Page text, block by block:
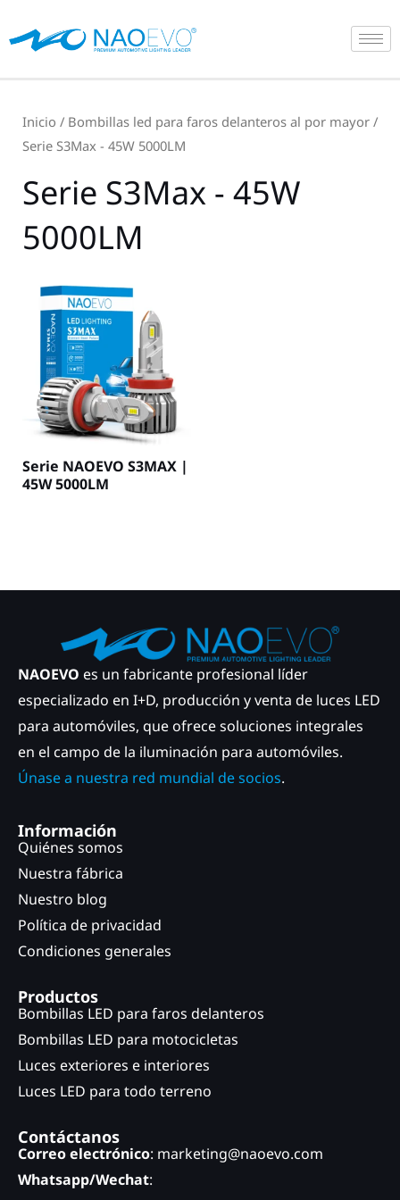
al
Inicio / Bombillas led para faros delanteros al por mayor/
Serie S3Max - 45W 5000LM
Serie S3Max - 45W
5000LM
Serie NAOEVO S3MAX |
45W 5000LM
NAOEVO es un fabricante profesional líder
especializado en I+D, producción y venta de luces LED
para automóviles, que ofrece soluciones integrales
en el campo de la iluminación para automóviles.
Únase a nuestra red mundial de socios.
Información
Quiénes somos
Nuestra fábrica
Nuestro blog
Política de privacidad
Condiciones generales
Productos
Bombillas LED para faros delanteros
Bombillas LED para motocicletas
Luces exteriores e interiores
Luces LED para todo terreno
Contáctanos
Correo electrónico: marketing@naoevo.com
Whatsapp/Wechat: